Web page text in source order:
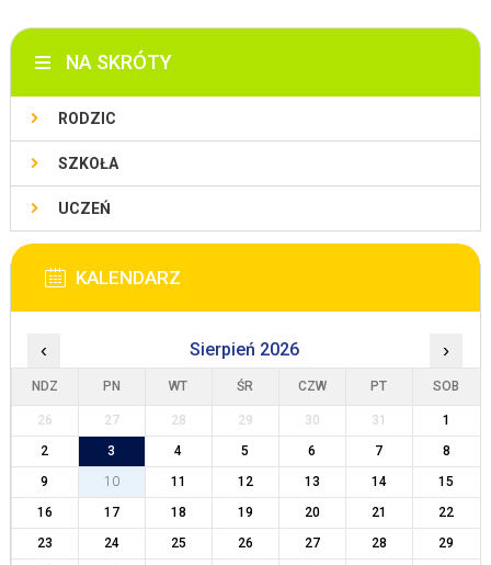
NA SKRÓTY
RODZIC
SZKOŁA
UCZEŃ
KALENDARZ
‹ Sierpień 2026 ›
NDZ PN WT ŚR CZW PT SOB
26 27 28 29 30 31
1
2
3 4 5 6 7
8
9
10 11 12 13 14
15
16
17 18 19 20 21
22
23
24 25 26 27 28
29